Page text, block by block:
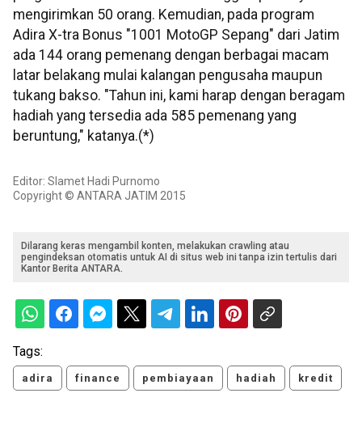
mengirimkan 50 orang. Kemudian, pada program
Adira X-tra Bonus "1001 MotoGP Sepang" dari Jatim
ada 144 orang pemenang dengan berbagai macam
latar belakang mulai kalangan pengusaha maupun
tukang bakso. "Tahun ini, kami harap dengan beragam
hadiah yang tersedia ada 585 pemenang yang
beruntung," katanya.(*)
Editor: Slamet Hadi Purnomo
Copyright © ANTARA JATIM 2015
Dilarang keras mengambil konten, melakukan crawling atau
pengindeksan otomatis untuk AI di situs web ini tanpa izin tertulis dari
Kantor Berita ANTARA.
Tags:
adira finance pembiayaan hadiah kredit